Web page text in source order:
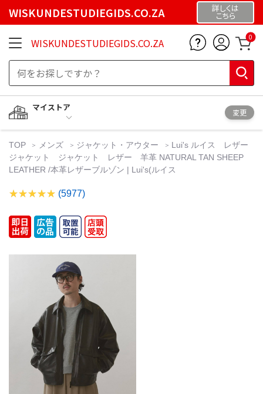
WISKUNDESTUDIEGIDS.CO.ZA 詳しくは
こちら
WISKUNDESTUDIEGIDS.CO.ZA 0
マイストア
変更
TOP メンズ ジャケット・アウター
Lui's ルイス レザー
ジャケット ジャケット レザー 羊革 NATURAL TAN SHEEP
LEATHER /本革レザーブルゾン | Lui's(ルイス
(5977)